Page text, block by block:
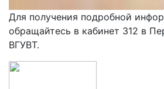
Для получения подробной
обращайтесь в кабинет 312 в
ВГУВТ.